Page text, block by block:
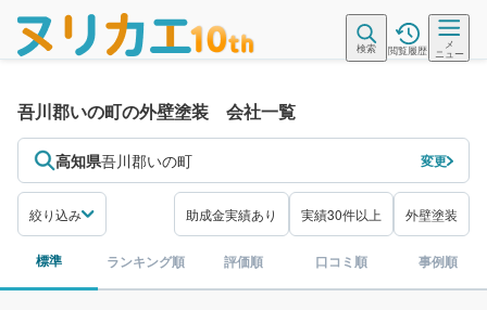
検索 閲覧履歴
メ
ニュー
吾川郡いの町の外壁塗装 会社一覧
高知県吾川郡いの町 変更
絞り込み 助成金実績あり 実績30件以上 外壁塗装
標準 ランキング順 評価順 口コミ順 事例順